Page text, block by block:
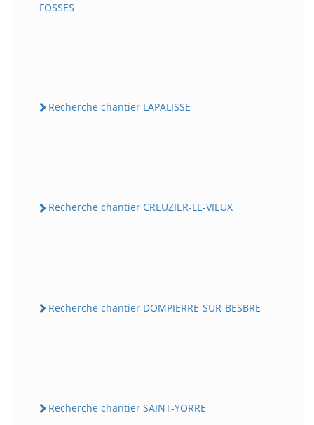
FOSSES
Recherche chantier LAPALISSE
Recherche chantier CREUZIER-LE-VIEUX
Recherche chantier DOMPIERRE-SUR-BESBRE
Recherche chantier SAINT-YORRE